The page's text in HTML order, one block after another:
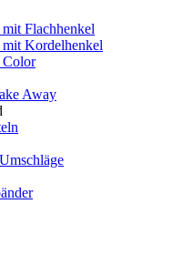
mit Flachhenkel
mit Kordelhenkel
Color
Away